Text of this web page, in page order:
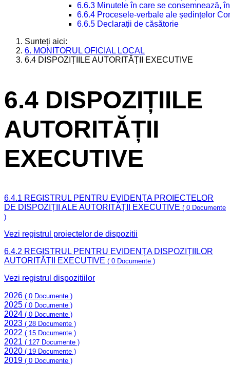
6.6.3 Minutele în care se consemnează,
6.6.4 Procesele-verbale ale ședințelor
6.6.5 Declarații de căsătorie
Sunteți aici:
6. MONITORUL OFICIAL LOCAL
6.4 DISPOZIȚIILE AUTORITĂȚII EXECUTIVE
6.4 DISPOZIȚIILE
AUTORITĂȚII
EXECUTIVE
6.4.1 REGISTRUL PENTRU EVIDENȚA PROIECTELOR
DE DISPOZIȚII ALE AUTORITĂȚII EXECUTIVE ( 0 Documente
)
Vezi registrul proiectelor de dispozitii
6.4.2 REGISTRUL PENTRU EVIDENȚA DISPOZIȚIILOR
AUTORITĂȚII EXECUTIVE ( 0 Documente )
Vezi registrul dispozitiilor
2026 ( 0 Documente )
2025 ( 0 Documente )
2024 ( 0 Documente )
2023 ( 28 Documente )
2022 ( 15 Documente )
2021 ( 127 Documente )
2020 ( 19 Documente )
2019 ( 0 Documente )